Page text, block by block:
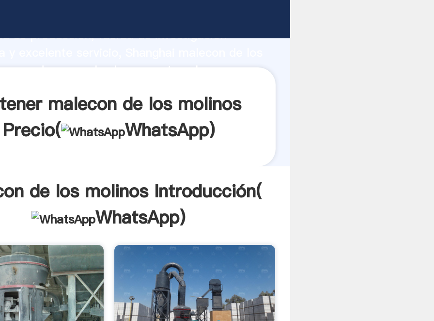
de producción, fuerza de investigación
crea el valor y aporta valores a
malecon de los molinos
Precio(
WhatsApp)
de los molinos Introducción(
WhatsApp)